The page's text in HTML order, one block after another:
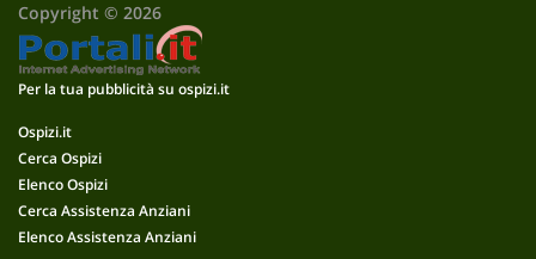
Copyright © 2026
Per la tua pubblicità su ospizi.it
Ospizi.it
Cerca Ospizi
Elenco Ospizi
Cerca Assistenza Anziani
Elenco Assistenza Anziani